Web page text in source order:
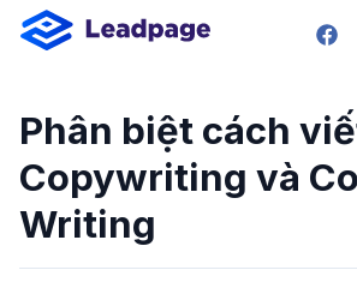
SITEMAP
Giới thiệu
Giao diện mẫu
Bảng giá
Phân biệt cách
Copywriting và
Writing